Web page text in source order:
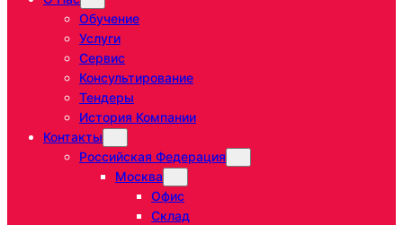
Обучение
Услуги
Сервис
Консультирование
Тендеры
История Компании
Контакты
Российская Федерация
Москва
Офис
Склад